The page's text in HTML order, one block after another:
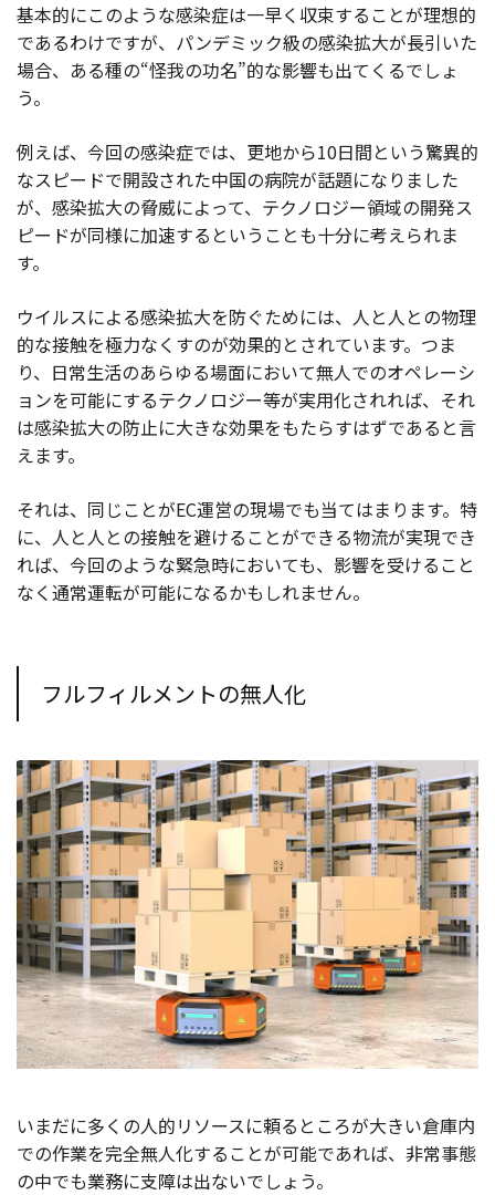
基本的にこのような感染症は一早く収束することが理想的
であるわけですが、パンデミック級の感染拡大が長引いた
場合、ある種の“怪我の功名”的な影響も出てくるでしょ
う。
例えば、今回の感染症では、更地から10日間という驚異的
なスピードで開設された中国の病院が話題になりました
が、感染拡大の脅威によって、テクノロジー領域の開発ス
ピードが同様に加速するということも十分に考えられま
す。
ウイルスによる感染拡大を防ぐためには、人と人との物理
的な接触を極力なくすのが効果的とされています。つま
り、日常生活のあらゆる場面において無人でのオペレーシ
ョンを可能にするテクノロジー等が実用化されれば、それ
は感染拡大の防止に大きな効果をもたらすはずであると言
えます。
それは、同じことがEC運営の現場でも当てはまります。特
に、人と人との接触を避けることができる物流が実現でき
れば、今回のような緊急時においても、影響を受けること
なく通常運転が可能になるかもしれません。
フルフィルメントの無人化
いまだに多くの人的リソースに頼るところが大きい倉庫内
での作業を完全無人化することが可能であれば、非常事態
の中でも業務に支障は出ないでしょう。